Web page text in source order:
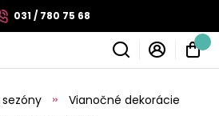
031 / 780 75 68
Vianočné dekorácie